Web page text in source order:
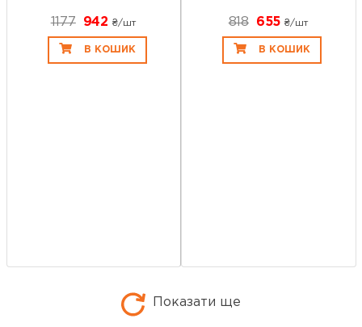
1177 942 ₴/шт
В КОШИК
818 655 ₴/шт
В КОШИК
Показати ще